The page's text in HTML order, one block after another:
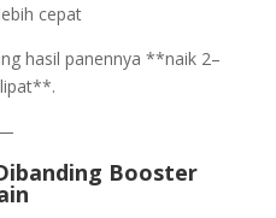
cepat
hasil panennya **naik 2–
Booster